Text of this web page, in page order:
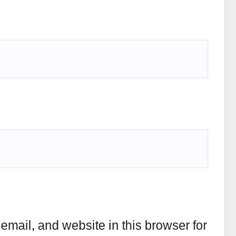
and website in this browser for